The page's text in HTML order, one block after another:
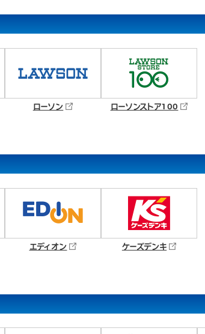
ローソン ローソンストア100
エディオン ケーズデンキ